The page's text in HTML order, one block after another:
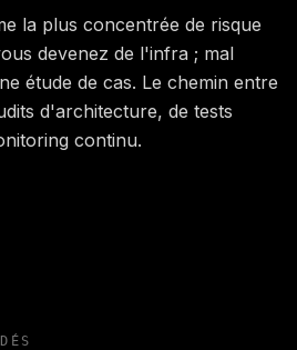
la plus concentrée de risque
devenez de l'infra ; mal
étude de cas. Le chemin entre
d'architecture, de tests
continu.